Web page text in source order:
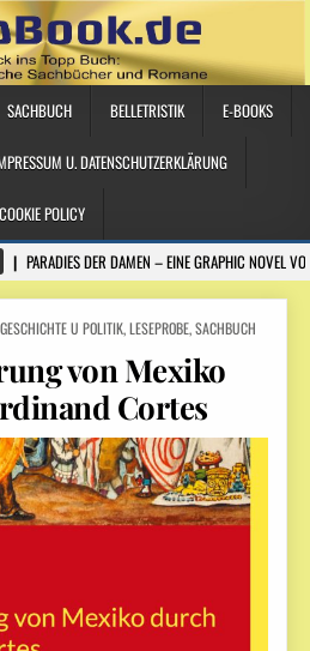
SACHBUCH BELLETRISTIK E-BOOKS
U. DATENSCHUTZERKLÄRUNG
COOKIE POLICY
PARADIES DER DAMEN – EINE GRAPHIC NOVEL
GESCHICHTE U POLITIK,LESEPROBE,SACHBUCH
von Mexiko
Cortes